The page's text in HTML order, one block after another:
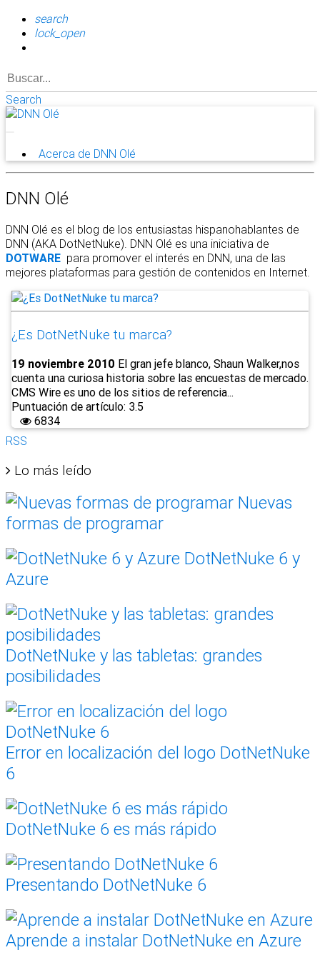
search
lock_open
Search
Acerca de DNN Olé
DNN Olé
DNN Olé es el blog de los entusiastas hispanohablantes de
DNN (AKA DotNetNuke). DNN Olé es una iniciativa de
DOTWARE para promover el interés en DNN, una de las
mejores plataformas para gestión de contenidos en Internet.
¿Es DotNetNuke tu marca?
19 noviembre 2010 El gran jefe blanco, Shaun Walker,nos
cuenta una curiosa historia sobre las encuestas de mercado.
CMS Wire es uno de los sitios de referencia...
Puntuación de artículo: 3.5
6834
RSS
Lo más leído
Nuevas
formas de programar
DotNetNuke 6 y
Azure
DotNetNuke y las tabletas: grandes
posibilidades
Error en localización del logo DotNetNuke
6
DotNetNuke 6 es más rápido
Presentando DotNetNuke 6
Aprende a instalar DotNetNuke en Azure